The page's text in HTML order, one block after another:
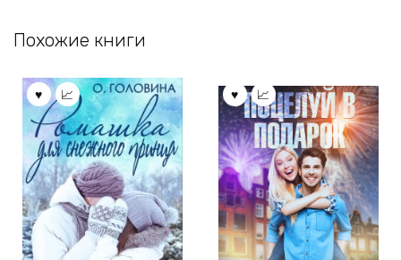
Похожие книги